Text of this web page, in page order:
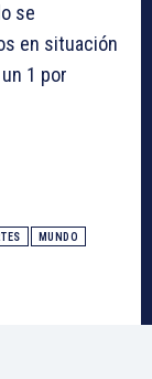
se
en situación
1 por
MUNDO